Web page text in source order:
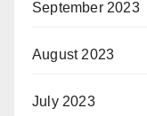
September 2023
August 2023
July 2023